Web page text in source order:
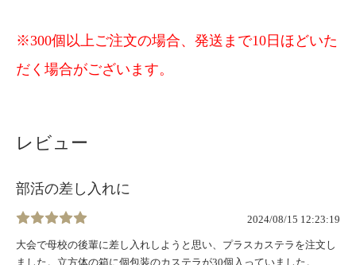
※300個以上ご注文の場合、発送まで10日ほどいた
だく場合がございます。
レビュー
部活の差し入れに
2024/08/15 12:23:19
大会で母校の後輩に差し入れしようと思い、プラスカステラを注文し
ました。立方体の箱に個包装のカステラが30個入っていました。